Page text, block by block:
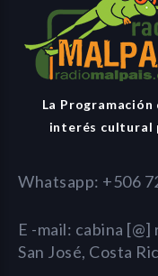
La
interés cultural
Whatsapp: +506
E -mail: cabina
San José, Costa